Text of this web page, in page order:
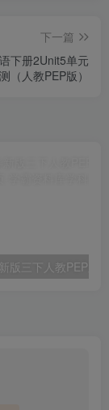
下一篇
下册2Unit5单元
（人教PEP版）